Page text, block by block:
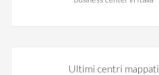
Ultimi centri mappati